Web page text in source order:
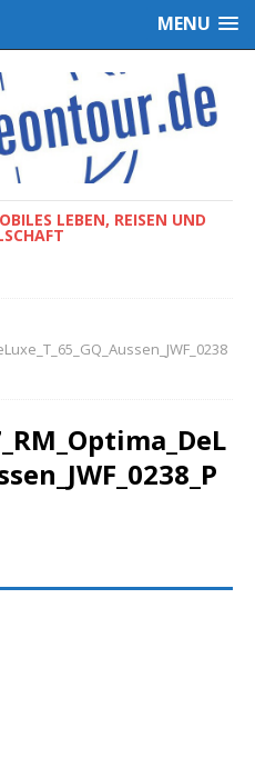
MENU
LEBEN, REISEN UND